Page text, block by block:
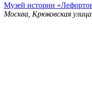
Музей истории
Москва, Крюковская